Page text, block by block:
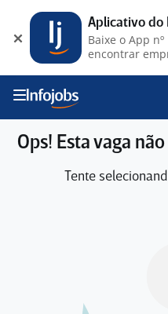
Ops! Esta vaga
Tente
Aplicativo do
Baixe o App
encontrar